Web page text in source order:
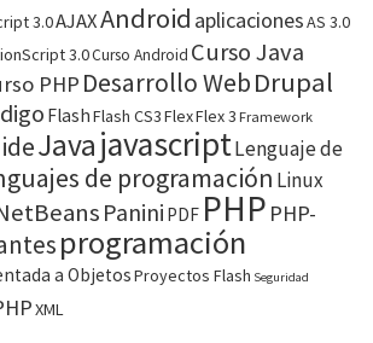
3.0AJAXAndroid aplicacionesAS 3.0
3.0Curso Android Curso Java
PHP Desarrollo WebDrupal
FlashFlash CS3FlexFlex 3 Framework
ideJavajavascriptLenguaje de
de programación Linux
Panini PDF PHP PHP-
programación
a ObjetosProyectos Flash Seguridad
XML